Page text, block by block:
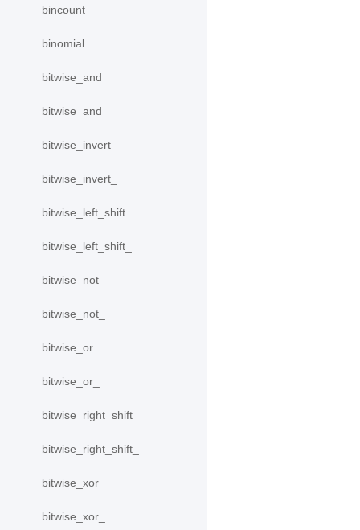
bincount
binomial
bitwise_and
bitwise_and_
bitwise_invert
bitwise_invert_
bitwise_left_shift
bitwise_left_shift_
bitwise_not
bitwise_not_
bitwise_or
bitwise_or_
bitwise_right_shift
bitwise_right_shift_
bitwise_xor
bitwise_xor_